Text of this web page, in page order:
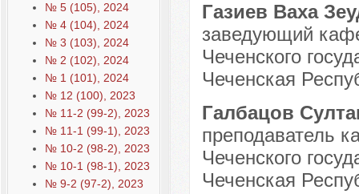
№ 5 (105), 2024
№ 4 (104), 2024
№ 3 (103), 2024
№ 2 (102), 2024
№ 1 (101), 2024
№ 12 (100), 2023
№ 11-2 (99-2), 2023
№ 11-1 (99-1), 2023
№ 10-2 (98-2), 2023
№ 10-1 (98-1), 2023
№ 9-2 (97-2), 2023
Газиев Ваха
заведующий
Чеченского
Чеченская
Галбацов
преподаватель
Чеченского
Чеченская